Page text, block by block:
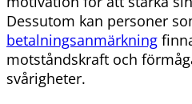
Dessutom kan personer
betalningsanmärkning
motståndskraft och
svårigheter.